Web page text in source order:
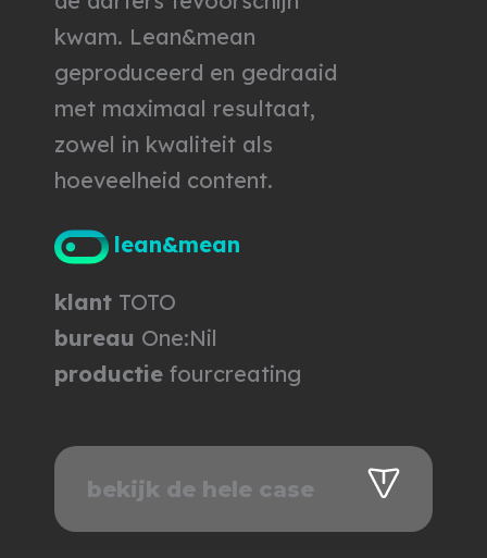
kwam. Lean&mean
geproduceerd en gedraaid
met maximaal resultaat,
zowel in kwaliteit als
hoeveelheid content.
lean&mean
klant TOTO
bureau One:Nil
productie fourcreating
bekijk de hele case